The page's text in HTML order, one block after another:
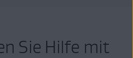
Sie Hilfe mit